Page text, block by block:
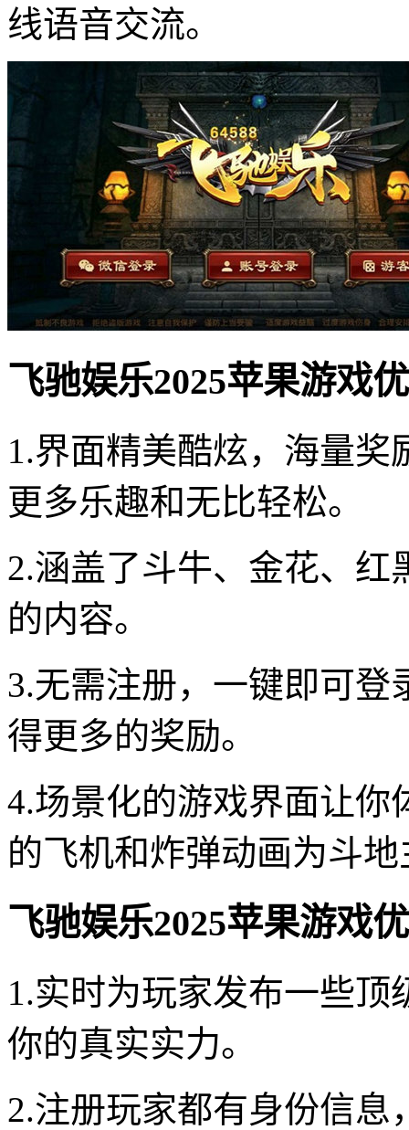
线语音交流。
飞驰娱乐2025苹果游戏
1.界面精美酷炫，海量
更多乐趣和无比轻松。
2.涵盖了斗牛、金花、红
的内容。
3.无需注册，一键即可
得更多的奖励。
4.场景化的游戏界面让你
的飞机和炸弹动画为斗
飞驰娱乐2025苹果游戏
1.实时为玩家发布一些
你的真实实力。
2.注册玩家都有身份信息